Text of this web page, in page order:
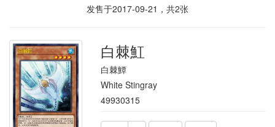
发售于2017-09-21 ，共2张
白棘魟
白棘鱏
White Stingray
49930315